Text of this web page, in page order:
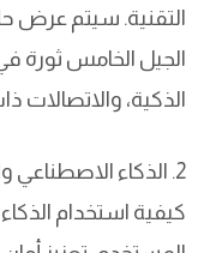
التقنية. سيتم
الجيل الخامس ثورة
الذكية،
2. الذكاء
كيفية استخدام